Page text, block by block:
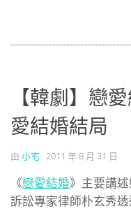
【韓劇】戀
愛結婚結局
由 小宅 · 2011 年 8 月 31 日
《戀愛結婚》主要講
訴訟專家律師朴玄秀